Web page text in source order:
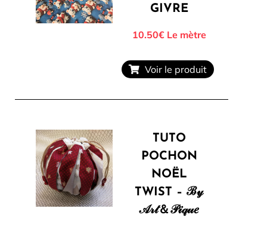
GIVRE
10.50€Le mètre
Voir le produit
TUTO
POCHON
NOËL
TWIST – ℬ𝓎
𝒜𝓇𝓉＆𝒫𝒾𝓆𝓊𝑒